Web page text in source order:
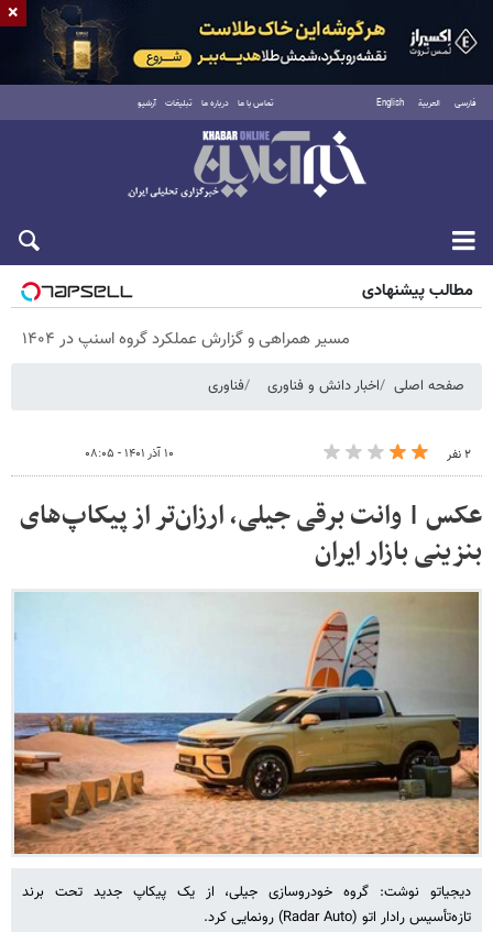
فارسی العربية English تماس با ما درباره ما تبلیغات آرشیو
شنبه ۱۷ مرداد ۱۴۰۵
مطالب پیشنهادی
مسیر همراهی و گزارش عملکرد گروه اسنپ در ۱۴۰۴
صفحه اصلی اخبار دانش و فناوری فناوری
۲ نفر ۱۰ آذر ۱۴۰۱ - ۰۸:۰۵
عکس | وانت برقی جیلی، ارزان‌تر از پیکاپ‌های
بنزینی بازار ایران
دیجیاتو نوشت: گروه خودروسازی جیلی، از یک پیکاپ جدید تحت برند
تازه‌تأسیس رادار اتو (Radar Auto) رونمایی کرد.
×